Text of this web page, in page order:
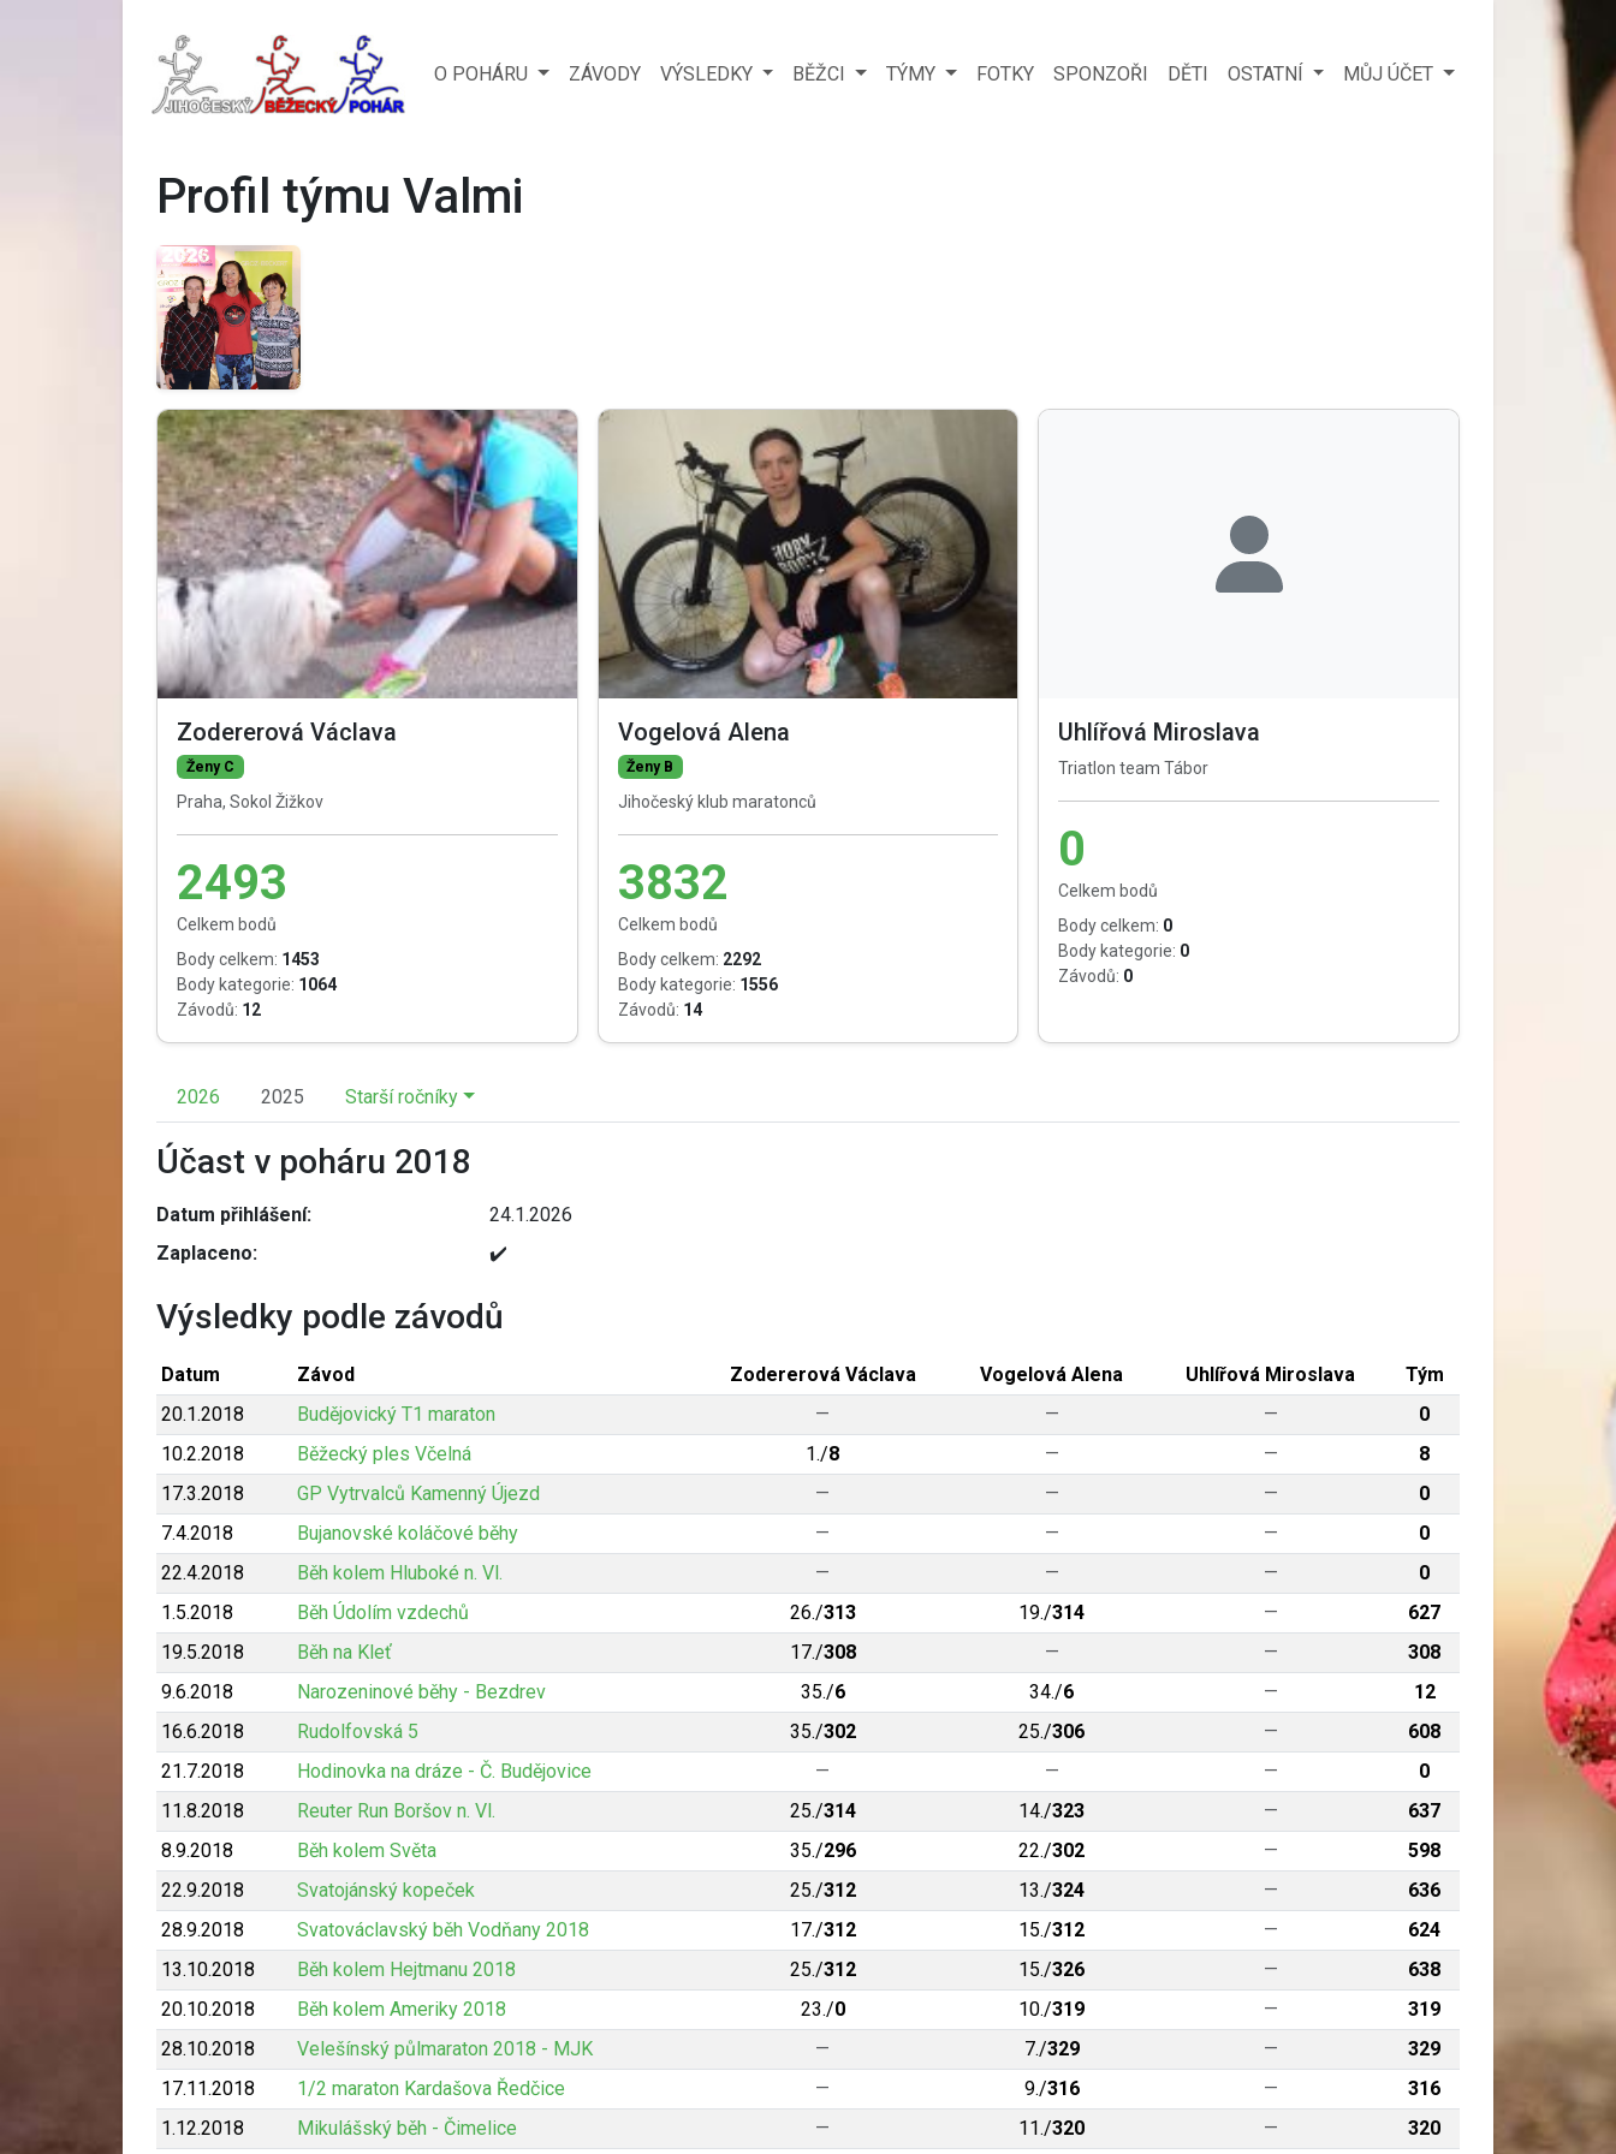
O POHÁRU ZÁVODY VÝSLEDKY BĚŽCI TÝMY FOTKY SPONZOŘI DĚTI OSTATNÍ MŮJ ÚČET
Profil týmu Valmi
Zodererová Václava
Ženy C
Praha, Sokol Žižkov
2493
Celkem bodů
Body celkem: 1453
Body kategorie: 1064
Závodů: 12
Vogelová Alena
Ženy B
Jihočeský klub maratonců
3832
Celkem bodů
Body celkem: 2292
Body kategorie: 1556
Závodů: 14
Uhlířová Miroslava
Triatlon team Tábor
0
Celkem bodů
Body celkem: 0
Body kategorie: 0
Závodů: 0
2026 2025 Starší ročníky
Účast v poháru 2018
Datum přihlášení:
24.1.2026
Zaplaceno:
✔️
Výsledky podle závodů
Datum Závod Zodererová Václava Vogelová Alena Uhlířová Miroslava
Tým
20.1.2018
Budějovický T1 maraton — — —
0
10.2.2018
Běžecký ples Včelná 1./8 — —
8
17.3.2018
GP Vytrvalců Kamenný Újezd — — —
0
7.4.2018
Bujanovské koláčové běhy — — —
0
22.4.2018
Běh kolem Hluboké n. Vl. — — —
0
1.5.2018
Běh Údolím vzdechů 26./313 19./314 —
627
19.5.2018
Běh na Kleť 17./308 — —
308
9.6.2018
Narozeninové běhy - Bezdrev 35./6 34./6 —
12
16.6.2018
Rudolfovská 5 35./302 25./306 —
608
21.7.2018
Hodinovka na dráze - Č. Budějovice — — —
0
11.8.2018
Reuter Run Boršov n. Vl. 25./314 14./323 —
637
8.9.2018
Běh kolem Světa 35./296 22./302 —
598
22.9.2018
Svatojánský kopeček 25./312 13./324 —
636
28.9.2018
Svatováclavský běh Vodňany 2018 17./312 15./312 —
624
13.10.2018
Běh kolem Hejtmanu 2018 25./312 15./326 —
638
20.10.2018
Běh kolem Ameriky 2018 23./0 10./319 —
319
28.10.2018
Velešínský půlmaraton 2018 - MJK — 7./329 —
329
17.11.2018
1/2 maraton Kardašova Ředčice — 9./316 —
316
1.12.2018
Mikulášský běh - Čimelice — 11./320 — 320